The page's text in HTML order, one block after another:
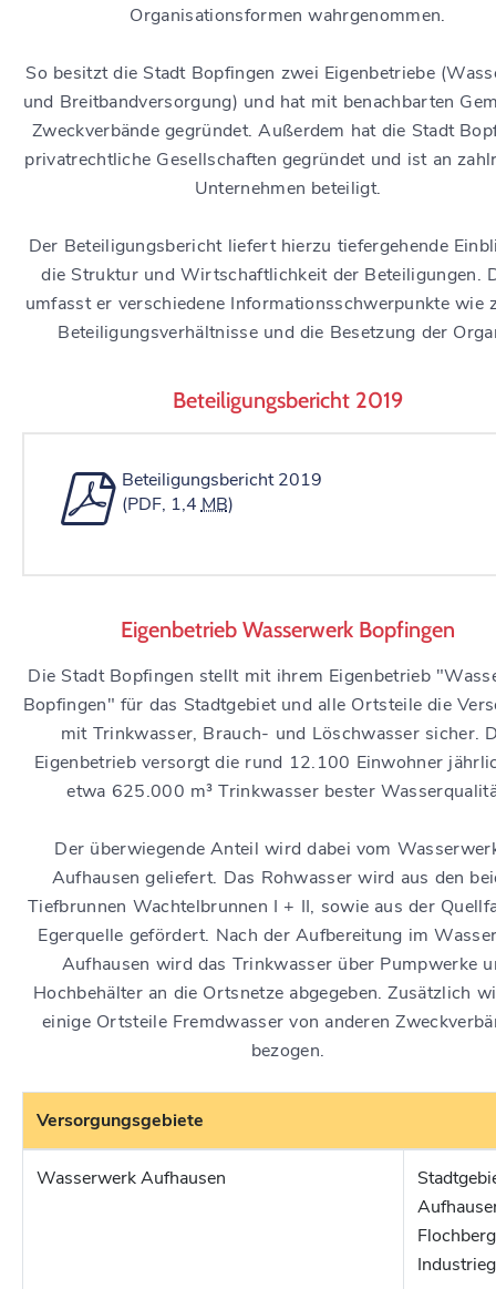
Organisationsformen wahrgenommen.
So besitzt die Stadt Bopfingen zwei Eigenbetriebe
und Breitbandversorgung) und hat mit benachbarten
Zweckverbände gegründet. Außerdem hat die Stadt
privatrechtliche Gesellschaften gegründet und ist an
Unternehmen beteiligt.
Der Beteiligungsbericht liefert hierzu tiefergehende
die Struktur und Wirtschaftlichkeit der Beteiligungen.
umfasst er verschiedene Informationsschwerpunkte wie
Beteiligungsverhältnisse und die Besetzung der
Beteiligungsbericht 2019
Beteiligungsbericht 2019
(PDF, 1,4MB)
Eigenbetrieb Wasserwerk Bopfingen
Die Stadt Bopfingen stellt mit ihrem Eigenbetrieb
Bopfingen" für das Stadtgebiet und alle Ortsteile die
mit Trinkwasser, Brauch- und Löschwasser sicher.
Eigenbetrieb versorgt die rund 12.100 Einwohner
etwa 625.000 m³ Trinkwasser bester
Der überwiegende Anteil wird dabei vom
Aufhausen geliefert. Das Rohwasser wird aus den
Tiefbrunnen Wachtelbrunnen I + II, sowie aus der
Egerquelle gefördert. Nach der Aufbereitung im
Aufhausen wird das Trinkwasser über Pumpwerke
Hochbehälter an die Ortsnetze abgegeben. Zusätzlich
einige Ortsteile Fremdwasser von anderen
bezogen.
Versorgungsgebiete
Wasserwerk Aufhausen